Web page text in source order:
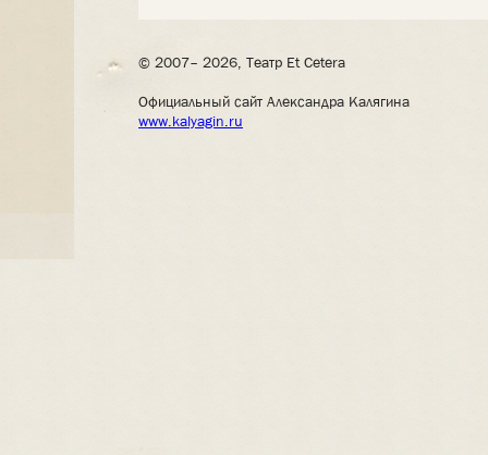
© 2007– 2026, Театр Et Cetera
Официальный сайт Александра Калягина
www.kalyagin.ru